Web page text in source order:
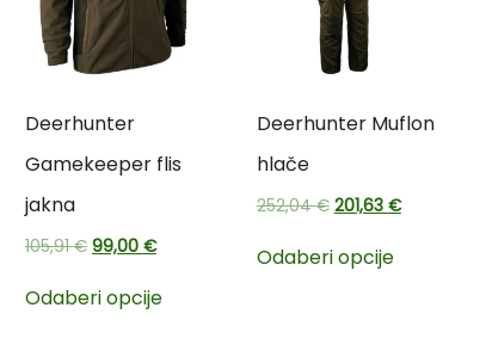
Deerhunter
Gamekeeper flis
jakna
105,91€ 99,00 €
Odaberi opcije
Deerhunter Muflon
hlače
252,04€ 201,63 €
Odaberi opcije